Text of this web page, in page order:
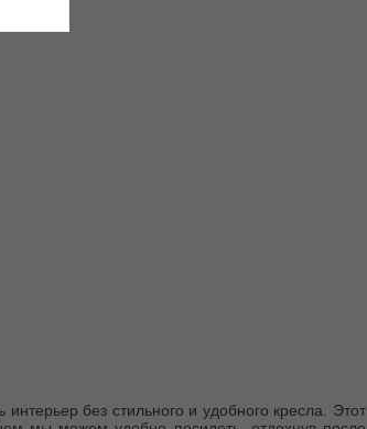
без стильного и удобного кресла. Этот